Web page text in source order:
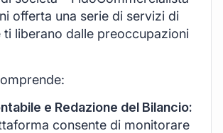
offerta una serie di servizi di
ti liberano dalle preoccupazioni
e Redazione del Bilancio:
consente di monitorare